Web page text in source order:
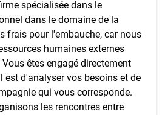
spécialisée dans le
dans le domaine de la
frais pour l'embauche, car nous
humaines externes
êtes engagé directement
est d'analyser vos besoins et de
qui vous corresponde.
les rencontres entre